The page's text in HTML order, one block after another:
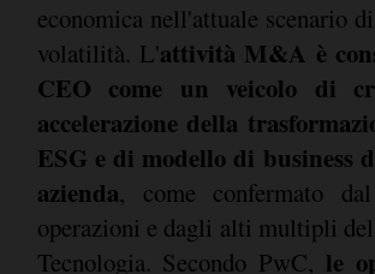
economica nell'attuale scenario
volatilità. L'attività M&A è
CEO come un veicolo di
accelerazione della
ESG e di modello di business
azienda, come confermato
operazioni e dagli alti multipli
Tecnologia. Secondo PwC, le